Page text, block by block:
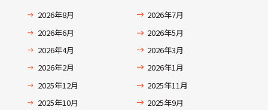
2026年8月
2026年7月
2026年6月
2026年5月
2026年4月
2026年3月
2026年2月
2026年1月
2025年12月
2025年11月
2025年10月
2025年9月